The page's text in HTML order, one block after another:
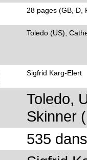
28 pages (GB, D,
Toledo (US),
Sigfrid Karg-Elert
Toledo,
Skinner
535